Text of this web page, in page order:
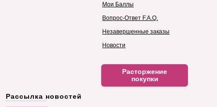
Мои Баллы
Вопрос-Ответ F.A.Q.
Незавершенные заказы
Новости
Расторжение
покупки
Рассылка новостей